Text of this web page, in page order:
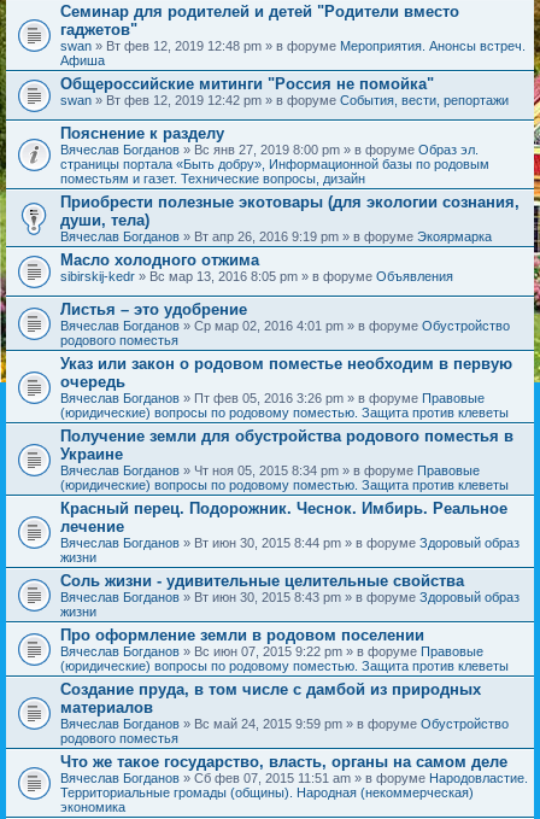
Семинар для родителей и детей "Родители вместо
гаджетов"
swan » Вт фев 12, 2019 12:48 pm » в форуме Мероприятия. Анонсы встреч.
Афиша
Общероссийские митинги "Россия не помойка"
swan » Вт фев 12, 2019 12:42 pm » в форуме События, вести, репортажи
Пояснение к разделу
Вячеслав Богданов » Вс янв 27, 2019 8:00 pm » в форуме Образ эл.
страницы портала «Быть добру», Информационной базы по родовым
поместьям и газет. Технические вопросы, дизайн
Приобрести полезные экотовары (для экологии сознания,
души, тела)
Вячеслав Богданов » Вт апр 26, 2016 9:19 pm » в форуме Экоярмарка
Масло холодного отжима
sibirskij-kedr » Вс мар 13, 2016 8:05 pm » в форуме Объявления
Листья – это удобрение
Вячеслав Богданов » Ср мар 02, 2016 4:01 pm » в форуме Обустройство
родового поместья
Указ или закон о родовом поместье необходим в первую
очередь
Вячеслав Богданов » Пт фев 05, 2016 3:26 pm » в форуме Правовые
(юридические) вопросы по родовому поместью. Защита против клеветы
Получение земли для обустройства родового поместья в
Украине
Вячеслав Богданов » Чт ноя 05, 2015 8:34 pm » в форуме Правовые
(юридические) вопросы по родовому поместью. Защита против клеветы
Красный перец. Подорожник. Чеснок. Имбирь. Реальное
лечение
Вячеслав Богданов » Вт июн 30, 2015 8:44 pm » в форуме Здоровый образ
жизни
Соль жизни - удивительные целительные свойства
Вячеслав Богданов » Вт июн 30, 2015 8:43 pm » в форуме Здоровый образ
жизни
Про оформление земли в родовом поселении
Вячеслав Богданов » Вс июн 07, 2015 9:22 pm » в форуме Правовые
(юридические) вопросы по родовому поместью. Защита против клеветы
Создание пруда, в том числе с дамбой из природных
материалов
Вячеслав Богданов » Вс май 24, 2015 9:59 pm » в форуме Обустройство
родового поместья
Что же такое государство, власть, органы на самом деле
Вячеслав Богданов » Сб фев 07, 2015 11:51 am » в форуме Народовластие.
Территориальные громады (общины). Народная (некоммерческая)
экономика